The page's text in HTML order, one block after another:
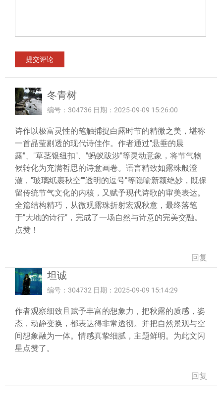
冬青树
编号：304736 日期：2025-09-09 15:26:00
诗作以极富灵性的笔触捕捉白露时节的精微之美，堪称
一首晶莹剔透的现代诗佳作。作者通过"悬垂的晨
露"、"草茎银纽扣"、"蚂蚁跋涉"等灵动意象，将节气物
候转化为充满哲思的诗意画卷。语言精致如露珠般澄
澈，"玻璃纸裹秋空""透明的逗号"等隐喻新颖绝妙，既保
留传统节气文化的内核，又赋予现代诗歌的审美表达。
全篇结构精巧，从微观露珠折射宏观秋意，最终落笔
于"大地的诗行"，完成了一场自然与诗意的完美交融。
点赞！
回复
坦诚
编号：304732 日期：2025-09-09 15:14:29
作者观察细致且赋予丰富的想象力，把秋露的质感，姿
态，动静变换，都表达得非常透彻。并把自然景观与空
间想象融为一体。情感真挚细腻，主题鲜明。为此文闪
星点赞了。
回复